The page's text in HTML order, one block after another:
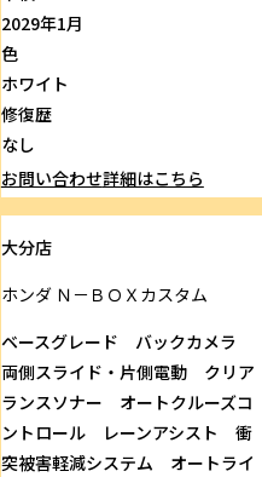
2029年1月
色
ホワイト
修復歴
なし
お問い合わせ詳細はこちら
大分店
ホンダＮ－ＢＯＸカスタム
ベースグレード バックカメラ
両側スライド・片側電動 クリア
ランスソナー オートクルーズコ
ントロール レーンアシスト 衝
突被害軽減システム オートライ